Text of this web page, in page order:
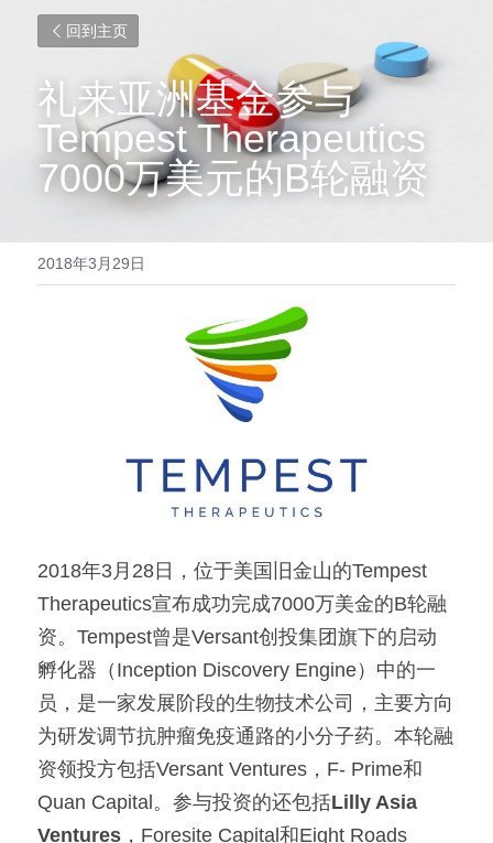
回到主页
礼来亚洲基金参与
Tempest Therapeutics
7000万美元的B轮融资
2018年3月29日
2018年3月28日，位于美国旧金山的Tempest
Therapeutics宣布成功完成7000万美金的B轮融
资。Tempest曾是Versant创投集团旗下的启动
孵化器（Inception Discovery Engine）中的一
员，是一家发展阶段的生物技术公司，主要方向
为研发调节抗肿瘤免疫通路的小分子药。本轮融
资领投方包括Versant Ventures，F- Prime和
Quan Capital。参与投资的还包括Lilly Asia
Ventures ，Foresite Capital和Eight Roads